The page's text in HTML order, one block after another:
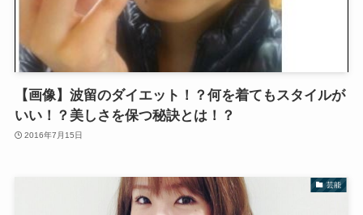
【画像】波留のダイエット！？何を着てもスタイルが
いい！？美しさを保つ秘訣とは！？
2016年7月15日
芸能